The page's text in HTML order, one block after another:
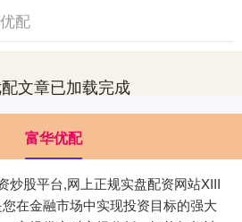
配
文章已加载完成
富华优配
炒股平台,网上正规实盘配资网站XIII‌
在金融市场中实现投资目标的强大